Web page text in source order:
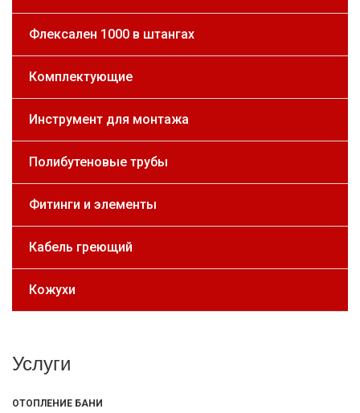
Флексален 1000 в штангах
Комплектующие
Инструмент для монтажа
Полибутеновые трубы
Фитинги и элементы
Кабель греющий
Кожухи
Услуги
ОТОПЛЕНИЕ БАНИ